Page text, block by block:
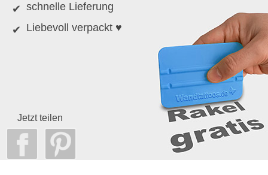
schnelle Lieferung
Liebevoll verpackt ♥
Jetzt teilen